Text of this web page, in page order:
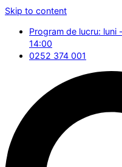
Skip to content
Program de lucru:
14:00
0252 374 001